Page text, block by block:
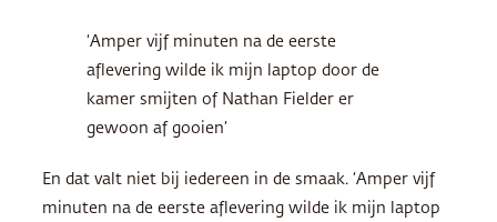
‘Amper vijf minuten na de eerste
aflevering wilde ik mijn laptop door de
kamer smijten of Nathan Fielder er
gewoon af gooien’
En dat valt niet bij iedereen in de smaak. ‘Amper vijf
minuten na de eerste aflevering wilde ik mijn laptop